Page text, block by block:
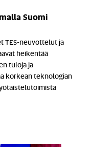
Suomi
TES-neuvottelut ja
heikentää
tuloja ja
korkean teknologian